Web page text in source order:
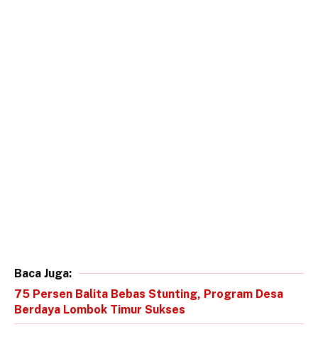
Baca Juga:
75 Persen Balita Bebas Stunting, Program Desa
Berdaya Lombok Timur Sukses